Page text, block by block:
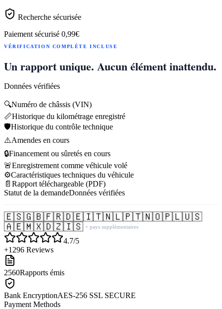
Recherche sécurisée
Paiement sécurisé 0,99€
VÉRIFICATION COMPLÈTE INCLUSE
Un rapport unique. Aucun élément inattendu.
Données vérifiées
🔍Numéro de châssis (VIN)
📏Historique du kilométrage enregistré
🛡️Historique du contrôle technique
⚠️Amendes en cours
🔒Financement ou sûretés en cours
🚨Enregistrement comme véhicule volé
⚙️Caractéristiques techniques du véhicule
📄 Rapport téléchargeable (PDF)
Statut de la demandeDonnées vérifiées
🇪🇸🇬🇧🇫🇷🇩🇪🇮🇹🇳🇱🇵🇹🇳🇴🇵🇱🇺🇸
🇦🇪🇲🇽🇩🇿🇮🇸 + pays supplémentaires
4.7/5
+1296 Reviews
2560Rapports émis
Bank EncryptionAES-256 SSL SECURE
Payment Methods